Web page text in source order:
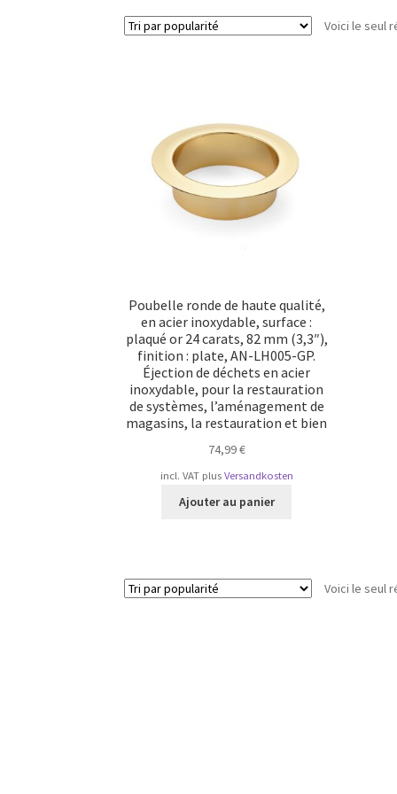
Voici le seul
Poubelle ronde de haute qualité,
en acier inoxydable, surface :
plaqué or 24 carats, 82 mm (3,3″),
finition : plate, AN-LH005-GP.
Éjection de déchets en acier
inoxydable, pour la restauration
de systèmes, l’aménagement de
magasins, la restauration et bien
74,99€
incl. VAT plus Versandkosten
Ajouter au panier
Voici le seul